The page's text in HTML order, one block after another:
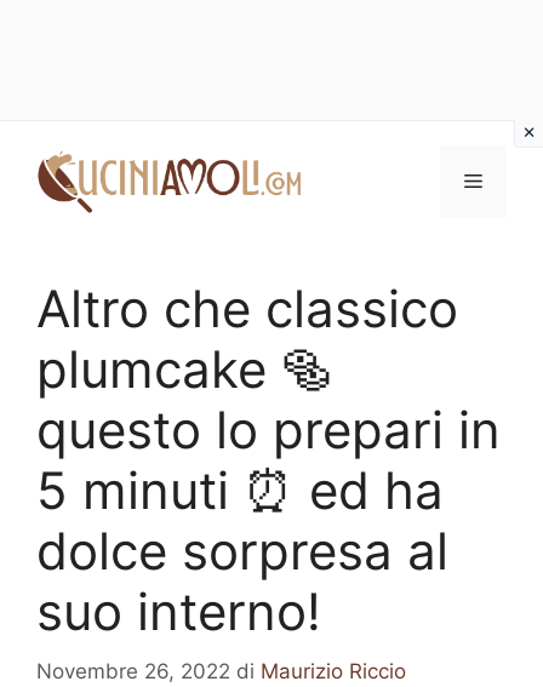
contenuto
Menu
Altro che classico
plumcake 🥯
questo lo prepari in
5 minuti ⏰ ed ha
dolce sorpresa al
suo interno!
Novembre 26, 2022 di Maurizio Riccio